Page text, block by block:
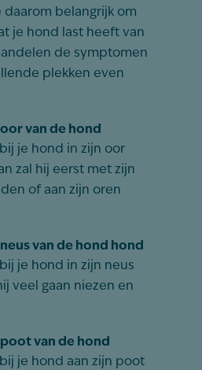
daarom belangrijk om
je hond last heeft van
de symptomen
plekken even
van de hond
je hond in zijn oor
zal hij eerst met zijn
of aan zijn oren
van de hond hond
je hond in zijn neus
veel gaan niezen en
van de hond
je hond aan zijn poot